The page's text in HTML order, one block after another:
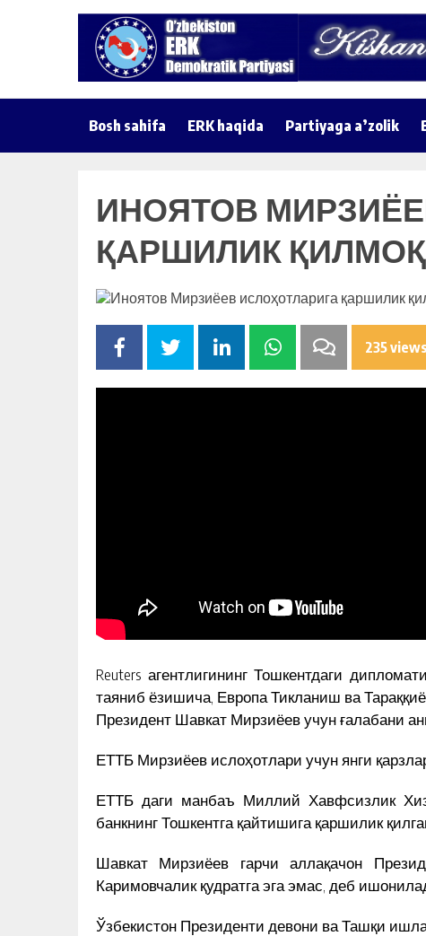
Bosh sahifa ERK haqida Partiyaga a’zolik
ИНОЯТОВ
ҚАРШИЛИК
235 views
Reuters агентлигининг Тошкентдаги
таяниб ёзишича, Европа Тикланиш ва
Президент Шавкат Мирзиёев учун ғалабани
ЕТТБ Мирзиёев ислоҳотлари учун янги
ЕТТБ даги манбаъ Миллий Хавфсизлик
банкнинг Тошкентга қайтишига қаршилик
Шавкат Мирзиёев гарчи аллақачон
Каримовчалик қудратга эга эмас, деб
Ўзбекистон Президенти девони ва Ташқи
КУН ЯНГИЛИКЛАРИ
“МЕН СЕНДАН ХАТ ЭМАС,
ОЛДИМ…” – МУҲАММАД СОЛИҲ
ШЕЪРИГА БАСТАЛАНГАН ҚЎШИҚ